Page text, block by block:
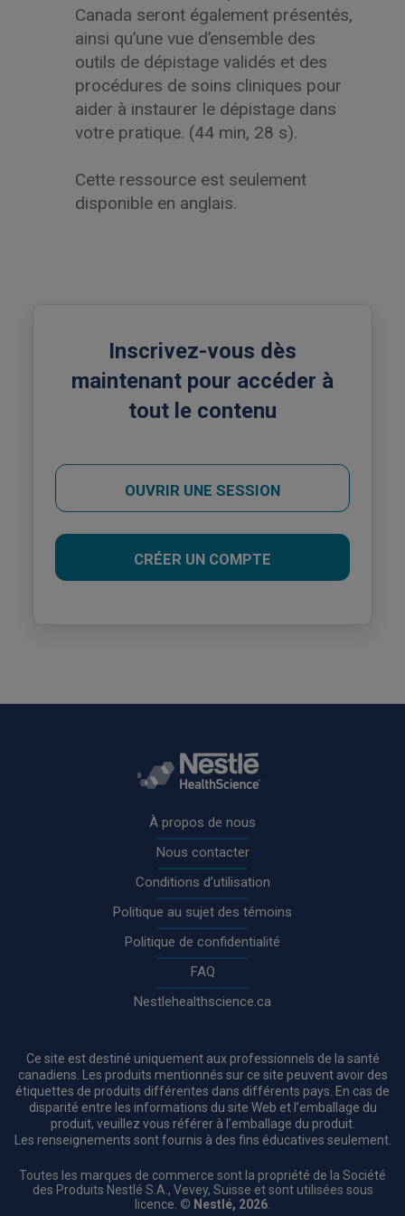
Canada seront également présentés,
ainsi qu’une vue d’ensemble des
outils de dépistage validés et des
procédures de soins cliniques pour
aider à instaurer le dépistage dans
votre pratique. (44 min, 28 s).
Cette ressource est seulement
disponible en anglais.
Inscrivez-vous dès
maintenant pour accéder à
tout le contenu
OUVRIR UNE SESSION
CRÉER UN COMPTE
À propos de nous
Nous contacter
Conditions d’utilisation
Politique au sujet des témoins
Politique de confidentialité
FAQ
Nestlehealthscience.ca
Ce site est destiné uniquement aux professionnels de la santé
canadiens. Les produits mentionnés sur ce site peuvent avoir des
étiquettes de produits différentes dans différents pays. En cas de
disparité entre les informations du site Web et l’emballage du
produit, veuillez vous référer à l’emballage du produit.
Les renseignements sont fournis à des fins éducatives seulement.
Toutes les marques de commerce sont la propriété de la Société
des Produits Nestlé S.A., Vevey, Suisse et sont utilisées sous
licence. © Nestlé, 2026